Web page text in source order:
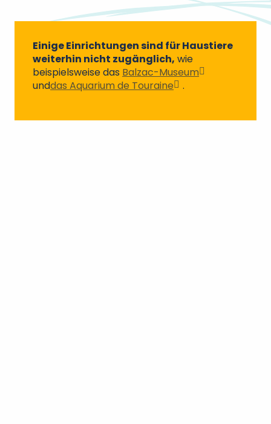
Einige Einrichtungen sind für Haustiere
weiterhin nicht zugänglich, wie
beispielsweise das Balzac-Museum
unddas Aquarium de Touraine .